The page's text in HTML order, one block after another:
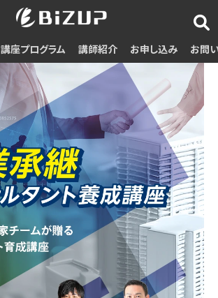
講座プログラム 講師紹介 お申し込み お問